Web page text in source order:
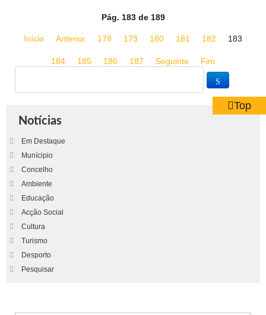
Pág. 183 de 189
Início Anterior 178 179 180 181 182 183
184 185 186 187 Seguinte Fim
Notícias
Em Destaque
Munícipio
Concelho
Ambiente
Educação
Acção Social
Cultura
Turismo
Desporto
Pesquisar
Top